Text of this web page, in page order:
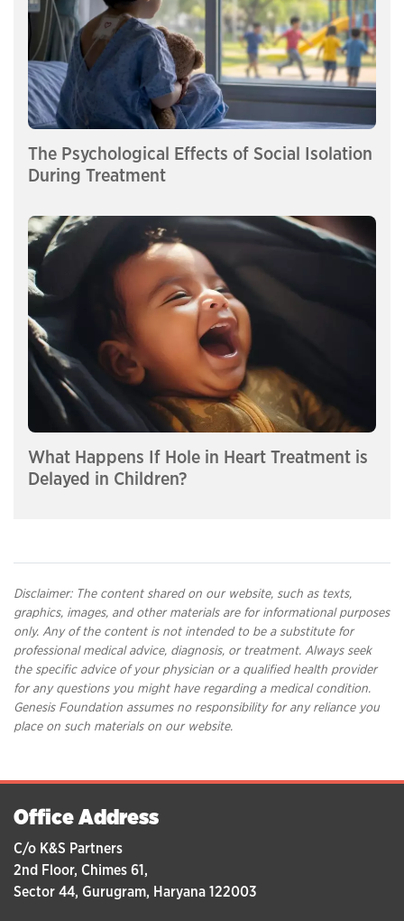
The Psychological Effects of Social Isolation
During Treatment
What Happens If Hole in Heart Treatment is
Delayed in Children?
Disclaimer: The content shared on our website, such as texts,
graphics, images, and other materials are for informational purposes
only. Any of the content is not intended to be a substitute for
professional medical advice, diagnosis, or treatment. Always seek
the specific advice of your physician or a qualified health provider
for any questions you might have regarding a medical condition.
Genesis Foundation assumes no responsibility for any reliance you
place on such materials on our website.
Office Address
C/o K&S Partners
2nd Floor, Chimes 61,
Sector 44, Gurugram, Haryana 122003